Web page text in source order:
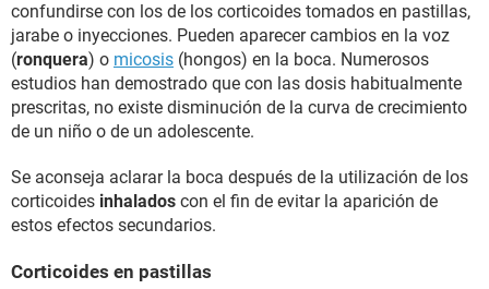
confundirse con los de los corticoides tomados en pastillas,
jarabe o inyecciones. Pueden aparecer cambios en la voz
(ronquera) o micosis (hongos) en la boca. Numerosos
estudios han demostrado que con las dosis habitualmente
prescritas, no existe disminución de la curva de crecimiento
de un niño o de un adolescente.
Se aconseja aclarar la boca después de la utilización de los
corticoides inhalados con el fin de evitar la aparición de
estos efectos secundarios.
Corticoides en pastillas